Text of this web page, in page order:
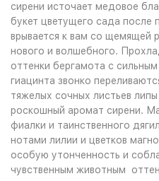
сирени источает медовое
букет цветущего сада после
врывается к вам со щемящей
нового и волшебного.
оттенки бергамота с
гиацинта звонко
тяжелых сочных листьев
роскошный аромат сирени.
фиалки и таинственного
нотами лилии и цветков
особую утонченность и
чувственным животным